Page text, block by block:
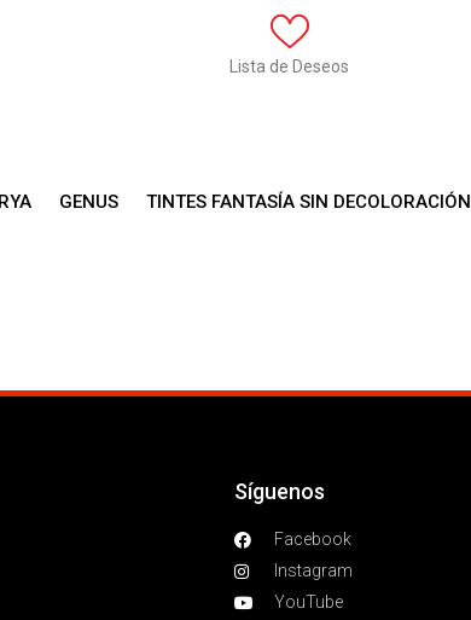
Lista de Deseos
GENUS TINTES FANTASÍA SIN DECOLORACIÓN
Síguenos
Facebook
Instagram
YouTube